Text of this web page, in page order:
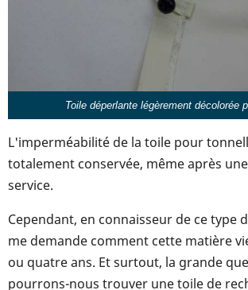
Toile déperlante légèrement décolorée
L'imperméabilité de la toile pour
totalement conservée, même après
service.
Cependant, en connaisseur de ce type
me demande comment cette matière
ou quatre ans. Et surtout, la grande
pourrons-nous trouver une toile de